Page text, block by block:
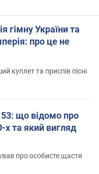
гімну України та
про це не
куплет та приспів пісні
що відомо про
х та який вигляд
про особисте щастя